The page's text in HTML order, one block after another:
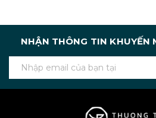
NHẬN THÔNG TIN KHUYẾN